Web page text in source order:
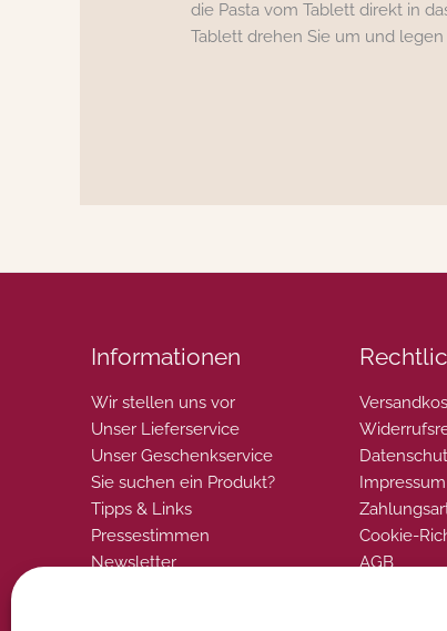
die Pasta vom Tablett direkt in
Tablett drehen Sie um und
Informationen
Wir stellen uns vor
Unser Lieferservice
Unser Geschenkservice
Sie suchen ein Produkt?
Tipps & Links
Pressestimmen
Newsletter
Impressum
Cookie-
AGB